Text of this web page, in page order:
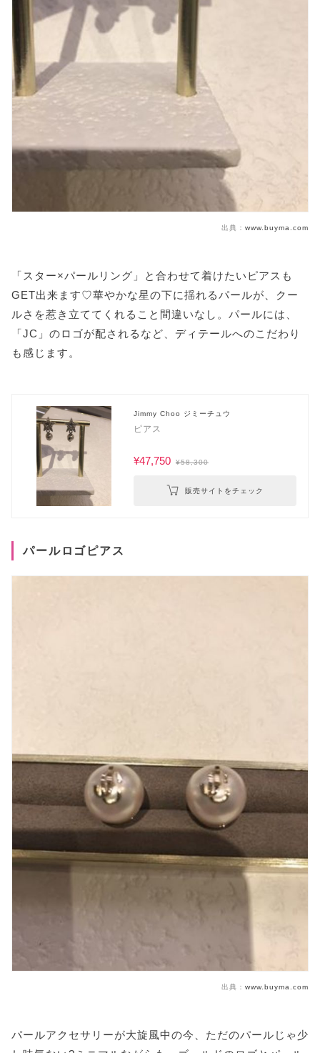
出典： www.buyma.com
「スター×パールリング」と合わせて着けたいピアスも
GET出来ます♡華やかな星の下に揺れるパールが、クー
ルさを惹き立ててくれること間違いなし。パールには、
「JC」のロゴが配されるなど、ディテールへのこだわり
も感じます。
Jimmy Choo ジミーチュウ
ピアス
¥47,750 ¥58,300
販売サイトをチェック
パールロゴピアス
出典： www.buyma.com
パールアクセサリーが大旋風中の今、ただのパールじゃ少